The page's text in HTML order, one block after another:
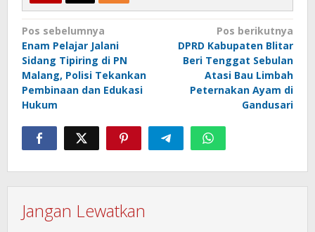
Navigasi
pos
Pos sebelumnya
Enam Pelajar Jalani
Sidang Tipiring di PN
Malang, Polisi Tekankan
Pembinaan dan Edukasi
Hukum
Pos berikutnya
DPRD Kabupaten Blitar
Beri Tenggat Sebulan
Atasi Bau Limbah
Peternakan Ayam di
Gandusari
Jangan Lewatkan